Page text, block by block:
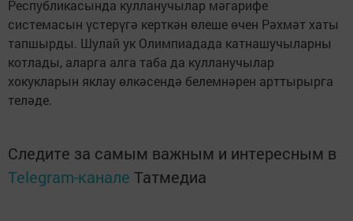
Республикасында кулланучылар мәгарифе
системасын үстерүгә керткән өлеше өчен Рәхмәт хаты
тапшырды. Шулай ук Олимпиадада катнашучыларны
котлады, аларга алга таба да кулланучылар
хокукларын яклау өлкәсендә белемнәрен арттырырга
теләде.
Следите за самым важным и интересным в
Telegram-канале Татмедиа